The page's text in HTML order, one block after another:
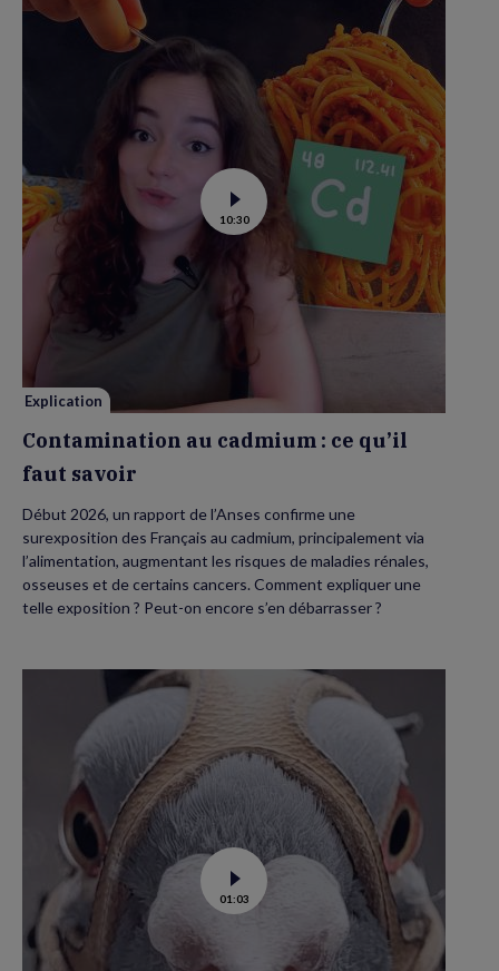
Voir
la
vidéo
Contamination
au
cadmium :
ce
savoir
10:30
Explication
Contamination au cadmium : ce qu’il
faut savoir
Début 2026, un rapport de l’Anses confirme une
surexposition des Français au cadmium, principalement via
l’alimentation, augmentant les risques de maladies rénales,
osseuses et de certains cancers. Comment expliquer une
telle exposition ? Peut-on encore s’en débarrasser ?
Voir
la
vidéo
01:03